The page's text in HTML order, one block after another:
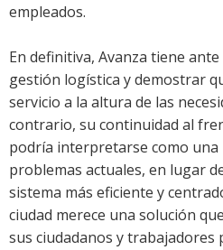
empleados.
En definitiva, Avanza tiene
gestión logística y demostrar
servicio a la altura de las
contrario, su continuidad al
podría interpretarse como una
problemas actuales, en lugar
sistema más eficiente y
ciudad merece una solución
sus ciudadanos y trabajadores